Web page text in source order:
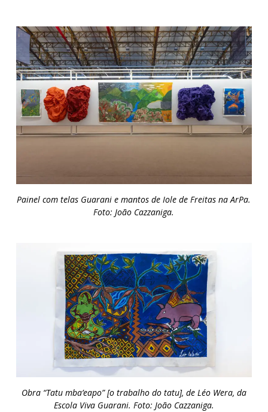
Painel com telas Guarani e mantos de Iole de Freitas na ArPa.
Foto: João Cazzaniga.
Obra “Tatu mba’eapo” [o trabalho do tatu], de Léo Wera, da
Escola Viva Guarani. Foto: João Cazzaniga.